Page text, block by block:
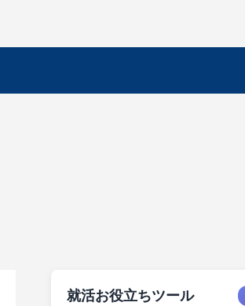
就活お役立ちツール